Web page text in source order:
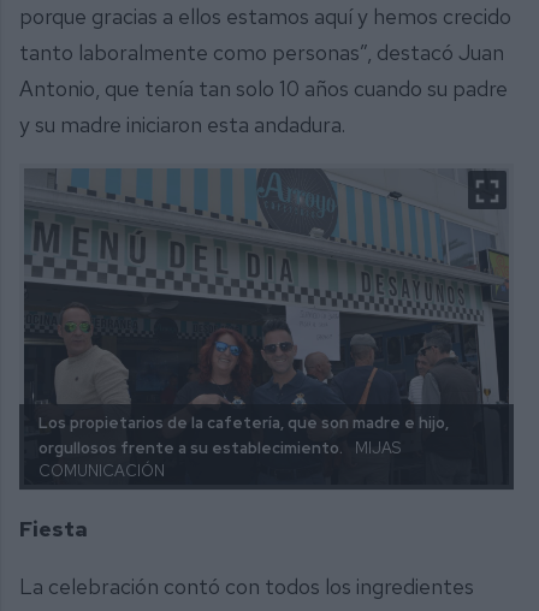
porque gracias a ellos estamos aquí y hemos crecido
tanto laboralmente como personas”, destacó Juan
Antonio, que tenía tan solo 10 años cuando su padre
y su madre iniciaron esta andadura.
Los propietarios de la cafetería, que son madre e hijo,
orgullosos frente a su establecimiento.
MIJAS
COMUNICACIÓN
Fiesta
La celebración contó con todos los ingredientes